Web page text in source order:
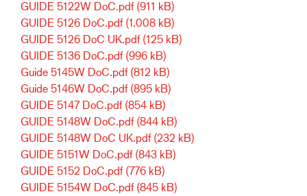
GUIDE 5122W DoC.pdf (911 kB)
GUIDE 5126 DoC.pdf (1.008 kB)
GUIDE 5126 DoC UK.pdf (125 kB)
GUIDE 5136 DoC.pdf (996 kB)
Guide 5145W DoC.pdf (812 kB)
Guide 5146W DoC.pdf (895 kB)
GUIDE 5147 DoC.pdf (854 kB)
GUIDE 5148W DoC.pdf (844 kB)
GUIDE 5148W DoC UK.pdf (232 kB)
GUIDE 5151W DoC.pdf (843 kB)
GUIDE 5152 DoC.pdf (776 kB)
GUIDE 5154W DoC.pdf (845 kB)